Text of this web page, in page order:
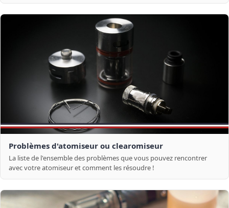
Problèmes d'atomiseur ou clearomiseur
La liste de l'ensemble des problèmes que vous pouvez rencontrer
avec votre atomiseur et comment les résoudre !